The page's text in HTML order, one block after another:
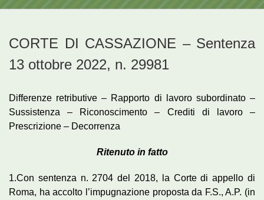
CORTE DI CASSAZIONE – Sentenza
13 ottobre 2022, n. 29981
Differenze retributive – Rapporto di lavoro subordinato –
Sussistenza – Riconoscimento – Crediti di lavoro –
Prescrizione – Decorrenza
Ritenuto in fatto
1.Con sentenza n. 2704 del 2018, la Corte di appello di
Roma, ha accolto l’impugnazione proposta da F.S., A.P. (in